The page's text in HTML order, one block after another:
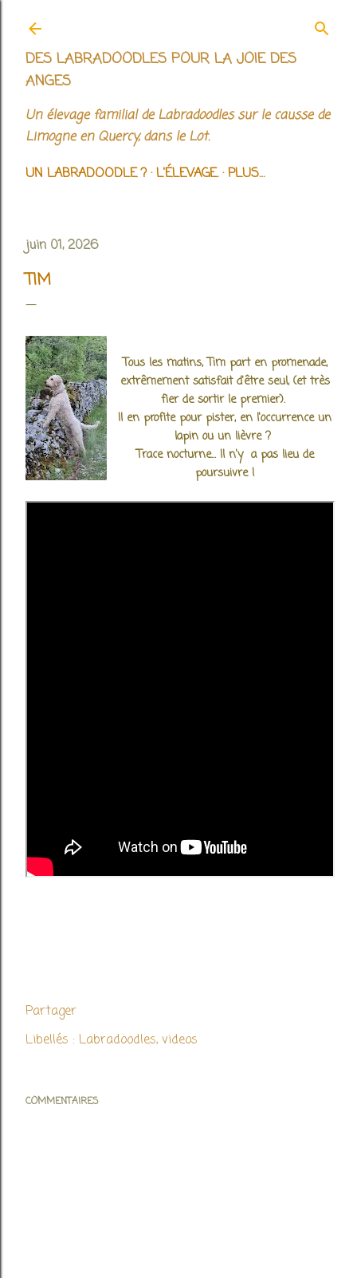
DES LABRADOODLES POUR LA JOIE DES
ANGES
Un élevage familial de Labradoodles sur le causse de
Limogne en Quercy, dans le Lot.
UN LABRADOODLE ? L'ÉLEVAGE. PLUS…
juin 01, 2026
TIM
Tous les matins, Tim part en promenade,
extrêmement satisfait d'être seul, (et très
fier de sortir le premier).
Il en profite pour pister, en l'occurrence un
lapin ou un lièvre ?
Trace nocturne... Il n'y a pas lieu de
poursuivre !
Partager
Libellés : Labradoodles videos
COMMENTAIRES